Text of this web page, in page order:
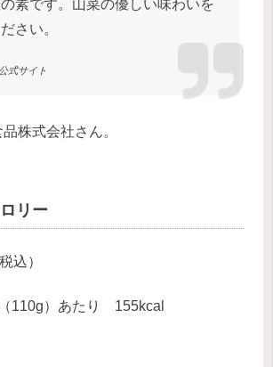
素です。山菜の優しい味わいを
ださい。
式サイト
株式会社さん。
リー
込）
110g）あたり 155kcal